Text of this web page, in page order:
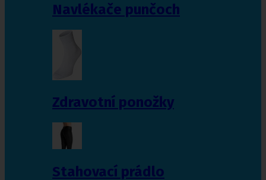
Navlékače punčoch
Zdravotní ponožky
Stahovací prádlo